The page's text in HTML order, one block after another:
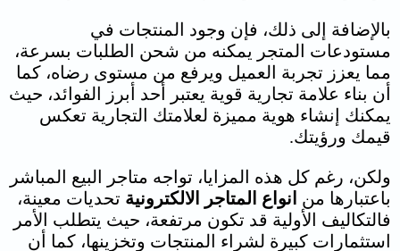
بالإضافة إلى ذلك، فإن وجود المنتجات في
مستودعات المتجر يمكنه من شحن الطلبات بسرعة،
مما يعزز تجربة العميل ويرفع من مستوى رضاه، كما
أن بناء علامة تجارية قوية يعتبر أحد أبرز الفوائد، حيث
يمكنك إنشاء هوية مميزة لعلامتك التجارية تعكس
قيمك ورؤيتك.
ولكن، رغم كل هذه المزايا، تواجه متاجر البيع المباشر
باعتبارها من انواع المتاجر الالكترونية تحديات معينة،
فالتكاليف الأولية قد تكون مرتفعة، حيث يتطلب الأمر
استثمارات كبيرة لشراء المنتجات وتخزينها، كما أن